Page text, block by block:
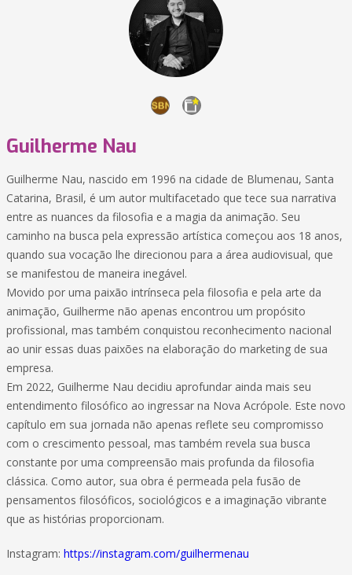
Guilherme Nau
Guilherme Nau, nascido em 1996 na cidade de Blumenau, Santa
Catarina, Brasil, é um autor multifacetado que tece sua narrativa
entre as nuances da filosofia e a magia da animação. Seu
caminho na busca pela expressão artística começou aos 18 anos,
quando sua vocação lhe direcionou para a área audiovisual, que
se manifestou de maneira inegável.
Movido por uma paixão intrínseca pela filosofia e pela arte da
animação, Guilherme não apenas encontrou um propósito
profissional, mas também conquistou reconhecimento nacional
ao unir essas duas paixões na elaboração do marketing de sua
empresa.
Em 2022, Guilherme Nau decidiu aprofundar ainda mais seu
entendimento filosófico ao ingressar na Nova Acrópole. Este novo
capítulo em sua jornada não apenas reflete seu compromisso
com o crescimento pessoal, mas também revela sua busca
constante por uma compreensão mais profunda da filosofia
clássica. Como autor, sua obra é permeada pela fusão de
pensamentos filosóficos, sociológicos e a imaginação vibrante
que as histórias proporcionam.
Instagram: https://instagram.com/guilhermenau